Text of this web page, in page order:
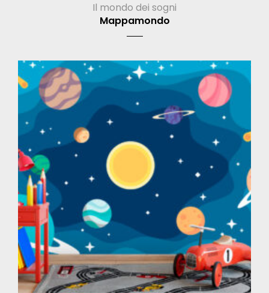
Il mondo dei sogni
Mappamondo